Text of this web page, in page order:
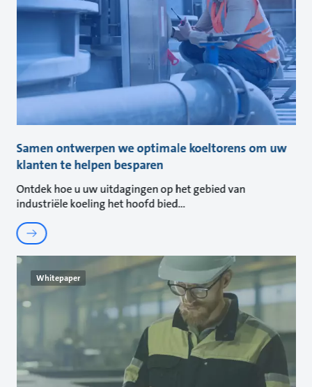
Samen ontwerpen we optimale koeltorens om uw
klanten te helpen besparen
Ontdek hoe u uw uitdagingen op het gebied van
industriële koeling het hoofd bied
Whitepaper